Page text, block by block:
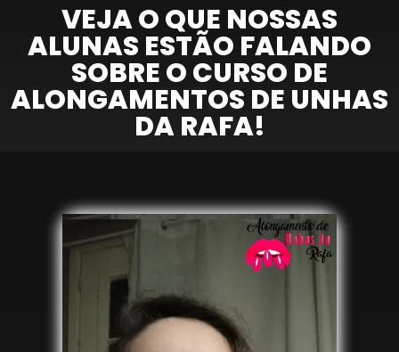
VEJA O QUE NOSSAS
ALUNAS ESTÃO FALANDO
SOBRE O CURSO DE
ALONGAMENTOS DE UNHAS
DA RAFA!